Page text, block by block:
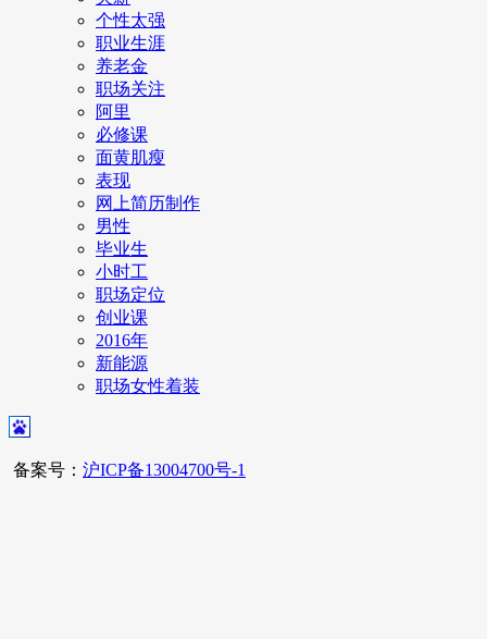
个性太强
职业生涯
养老金
职场关注
阿里
必修课
面黄肌瘦
表现
网上简历制作
男性
毕业生
小时工
职场定位
创业课
2016年
新能源
职场女性着装
备案号： 沪ICP备13004700号-1